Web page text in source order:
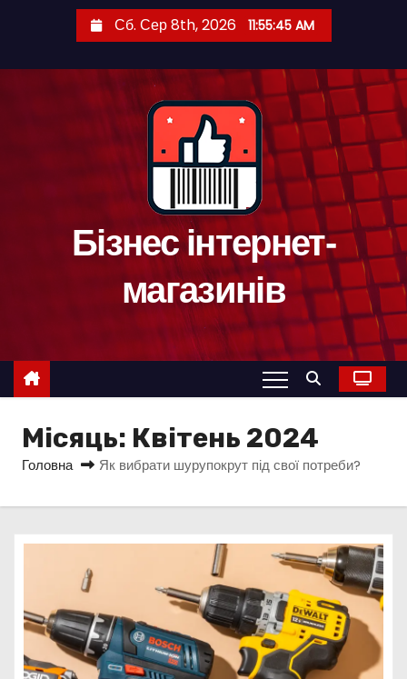
н
т
Сб. Сер 8th, 2026 11:55:47 AM
Бізнес інтернет-
магазинів
Місяць: Квітень 2024
Головна Як вибрати шурупокрут під свої потреби?